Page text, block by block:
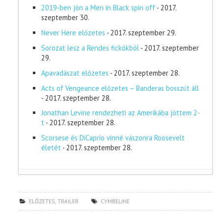
2019-ben jön a Men in Black spin off - 2017.
szeptember 30.
Never Here előzetes - 2017. szeptember 29.
Sorozat lesz a Rendes fickókból - 2017. szeptember
29.
Apavadászat előzetes - 2017. szeptember 28.
Acts of Vengeance előzetes – Banderas bosszút áll
- 2017. szeptember 28.
Jonathan Levine rendezheti az Amerikába jöttem 2-
t - 2017. szeptember 28.
Scorsese és DiCaprio vinné vászonra Roosevelt
életét - 2017. szeptember 28.
ELŐZETES,TRAILER CYMBELINE